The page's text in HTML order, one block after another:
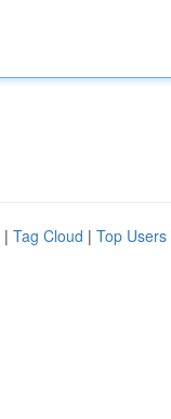
| Tag Cloud | Top Users